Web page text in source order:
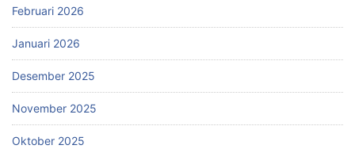
Februari 2026
Januari 2026
Desember 2025
November 2025
Oktober 2025